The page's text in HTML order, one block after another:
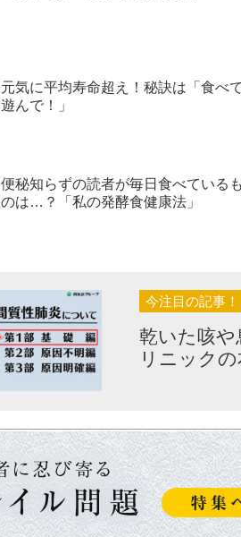
元気に平均寿命超え！秘訣は「食べて
遊んで！」
便秘知らずの読者が毎日食べているも
のは…？「私の発酵食健康法」
今注目の記事！
乾いた咳
リニック